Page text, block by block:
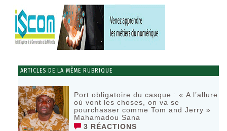
ARTICLES DE LA MÊME RUBRIQUE
Port obligatoire du casque : « A l’allure
où vont les choses, on va se
pourchasser comme Tom and Jerry »
Mahamadou Sana
3 RÉACTIONS